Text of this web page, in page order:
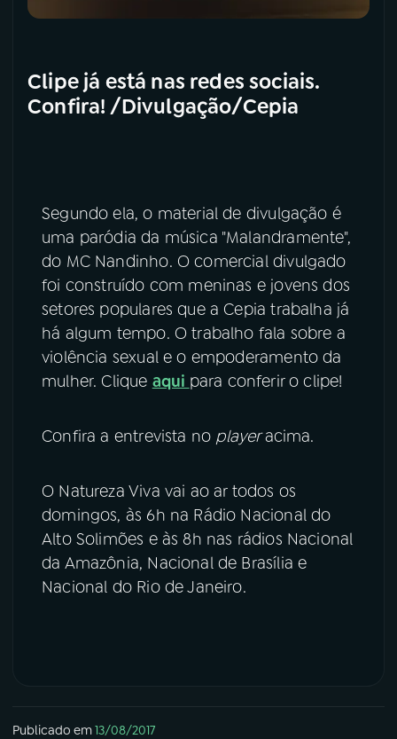
Clipe já está nas redes sociais.
Confira! /Divulgação/Cepia
Segundo ela, o material de divulgação é
uma paródia da música "Malandramente",
do MC Nandinho. O comercial divulgado
foi construído com meninas e jovens dos
setores populares que a Cepia trabalha já
há algum tempo. O trabalho fala sobre a
violência sexual e o empoderamento da
mulher. Clique aqui para conferir o clipe!
Confira a entrevista no playeracima.
O Natureza Viva vai ao ar todos os
domingos, às 6h na Rádio Nacional do
Alto Solimões e às 8h nas rádios Nacional
da Amazônia, Nacional de Brasília e
Nacional do Rio de Janeiro.
Publicado em13/08/2017